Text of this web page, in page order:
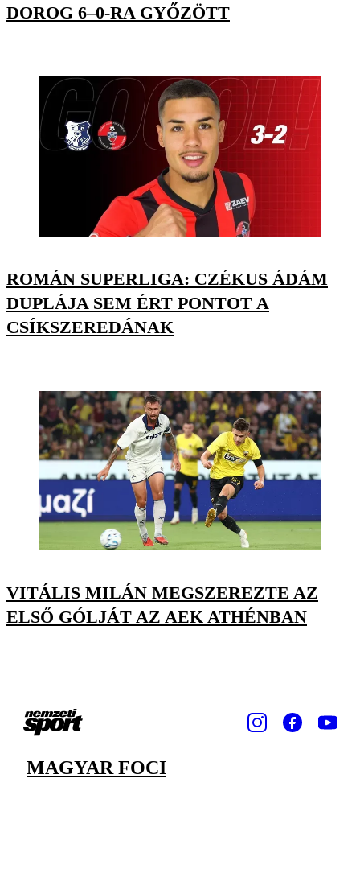
DOROG 6–0-RA GYŐZÖTT
ROMÁN SUPERLIGA: CZÉKUS ÁDÁM
DUPLÁJA SEM ÉRT PONTOT A
CSÍKSZEREDÁNAK
VITÁLIS MILÁN MEGSZEREZTE AZ
ELSŐ GÓLJÁT AZ AEK ATHÉNBAN
MAGYAR FOCI